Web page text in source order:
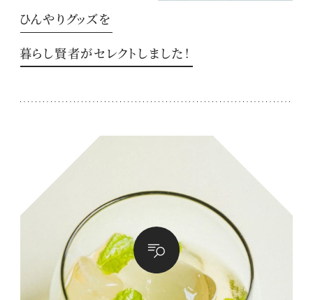
ひんやりグッズを
暮らし賢者がセレクトしました！